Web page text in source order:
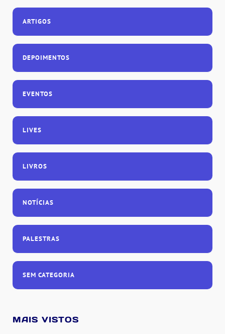
ARTIGOS
DEPOIMENTOS
EVENTOS
LIVES
LIVROS
NOTÍCIAS
PALESTRAS
SEM CATEGORIA
MAIS VISTOS